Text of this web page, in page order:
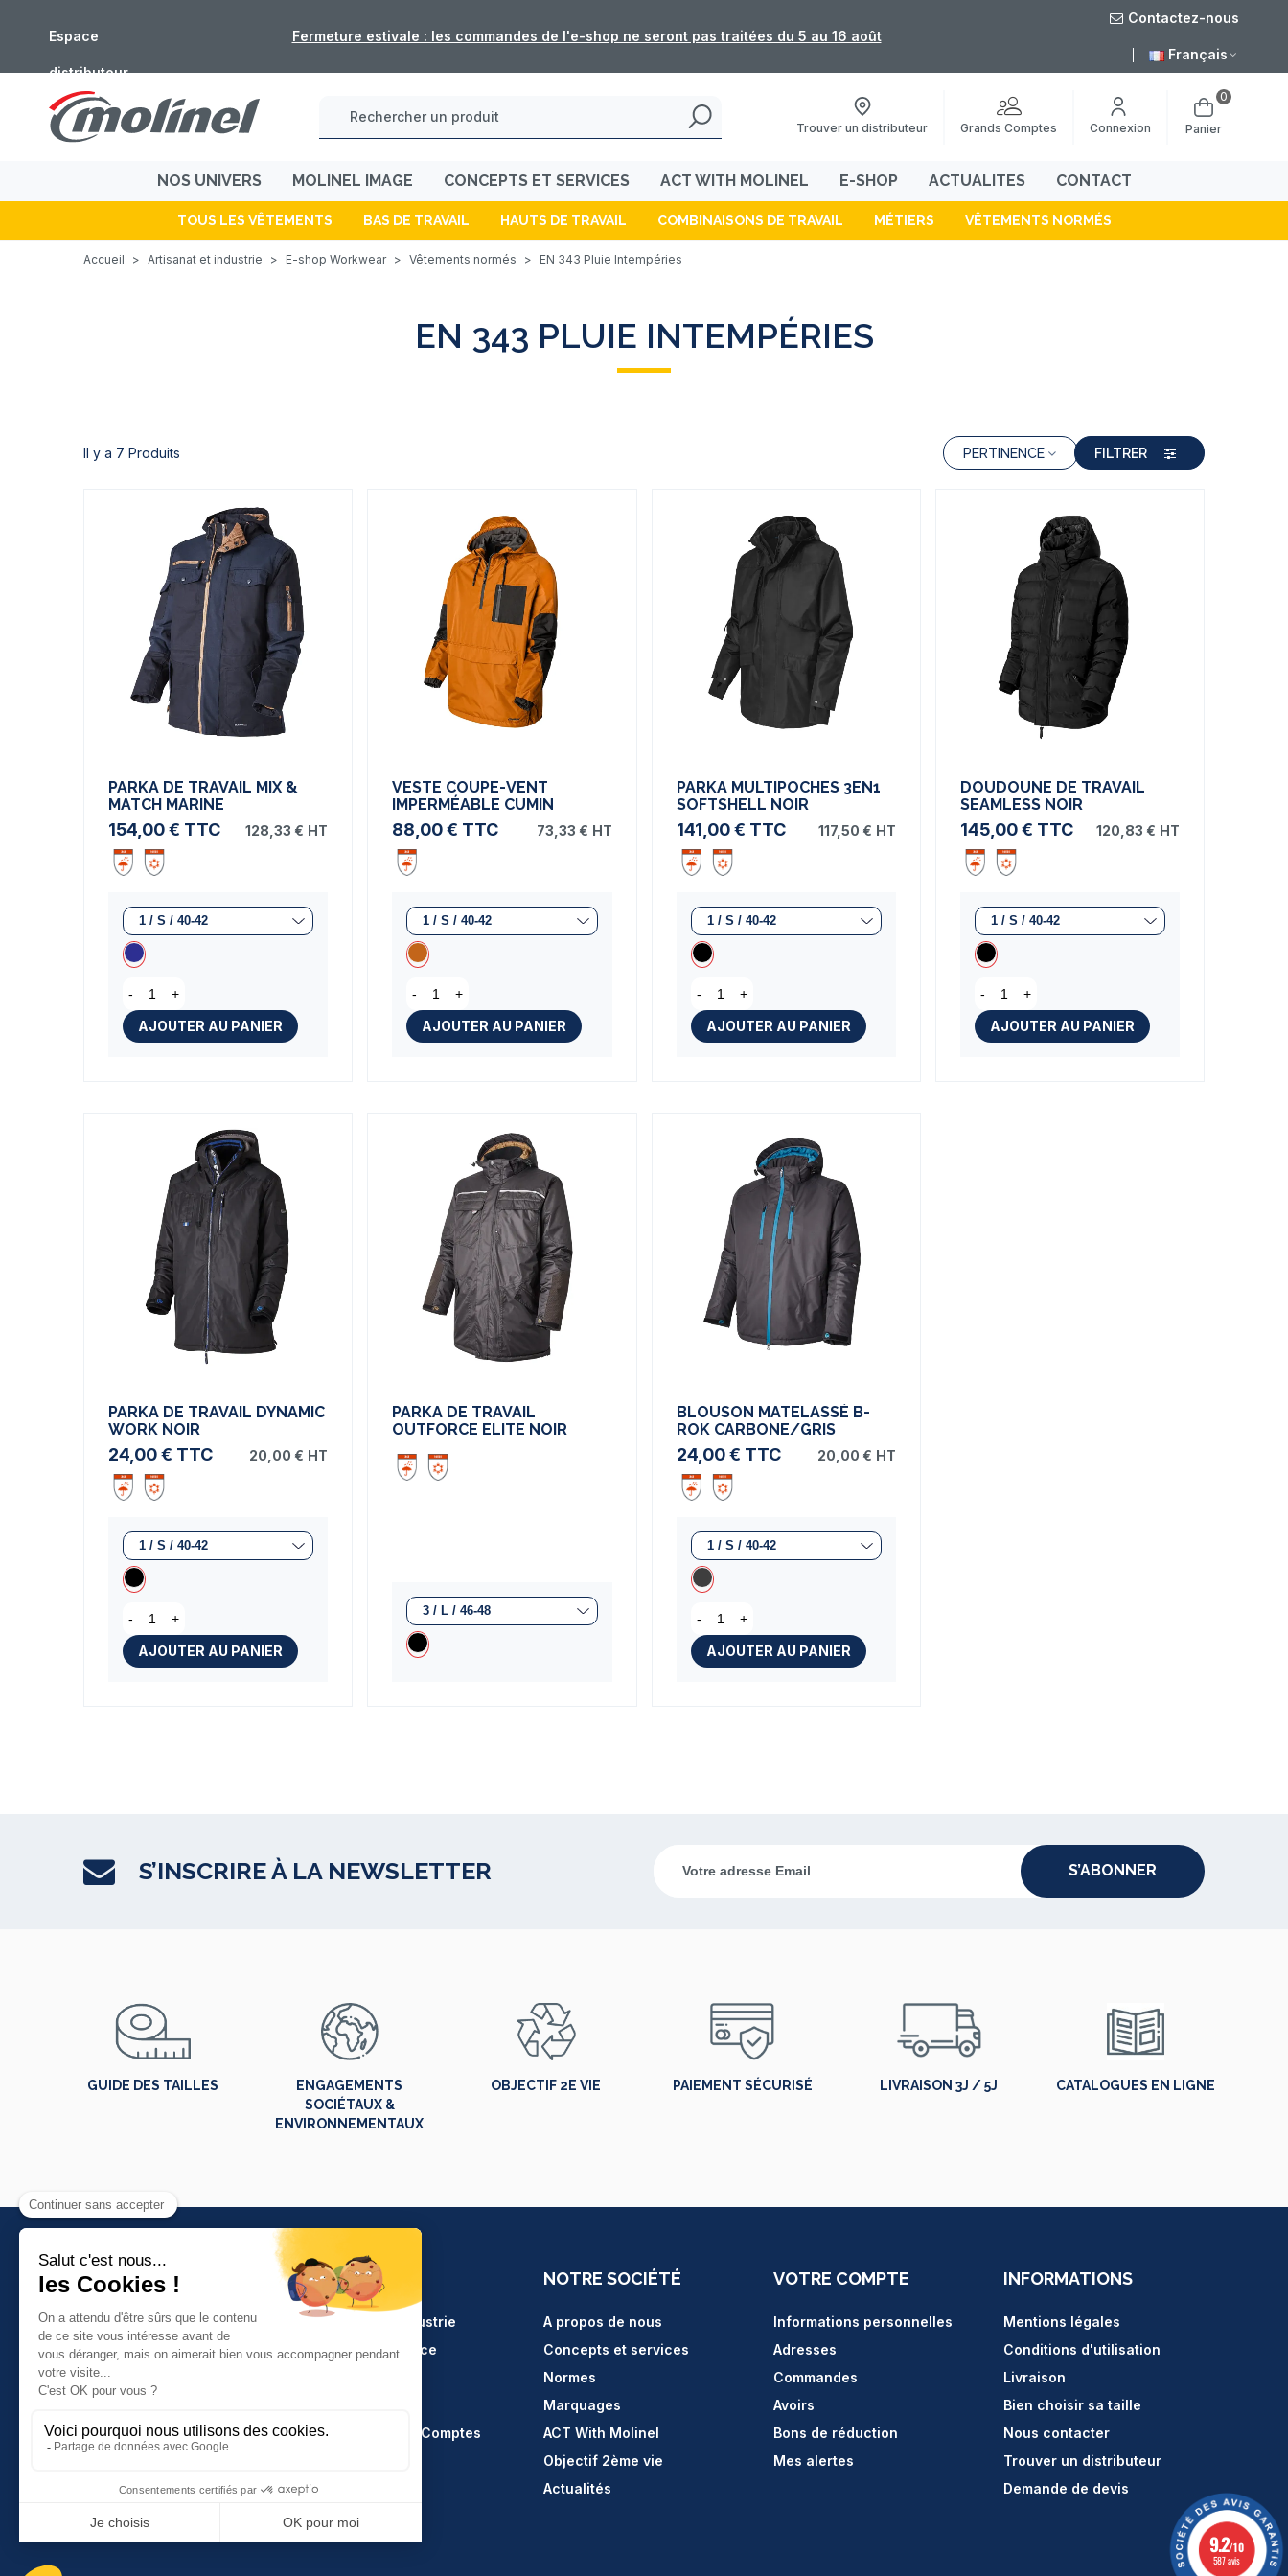
Espace
distributeur
Fermeture estivale : les commandes de l'e-shop ne seront pas traitées du 5 au 16 août
Contactez-nous
Français
Trouver un distributeur Grands Comptes Connexion Panier
0
NOS UNIVERS MOLINEL IMAGE CONCEPTS ET SERVICES ACT WITH MOLINEL E-SHOP ACTUALITES CONTACT
TOUS LES VÊTEMENTS BAS DE TRAVAIL HAUTS DE TRAVAIL COMBINAISONS DE TRAVAIL MÉTIERS VÊTEMENTS NORMÉS
Accueil > Artisanat et industrie > E-shop Workwear > Vêtements normés > EN 343 Pluie Intempéries
EN 343 PLUIE INTEMPÉRIES
Il y a 7 Produits PERTINENCE FILTRER
PARKA DE TRAVAIL MIX &
MATCH MARINE
154,00 € TTC 128,33 € HT
- +
AJOUTER AU PANIER
VESTE COUPE-VENT
IMPERMÉABLE CUMIN
88,00 € TTC 73,33 € HT
- +
AJOUTER AU PANIER
PARKA MULTIPOCHES 3EN1
SOFTSHELL NOIR
141,00 € TTC 117,50 € HT
- +
AJOUTER AU PANIER
DOUDOUNE DE TRAVAIL
SEAMLESS NOIR
145,00 € TTC 120,83 € HT
- +
AJOUTER AU PANIER
PARKA DE TRAVAIL DYNAMIC
WORK NOIR
24,00 € TTC 20,00 € HT
- +
AJOUTER AU PANIER
PARKA DE TRAVAIL
OUTFORCE ELITE NOIR
BLOUSON MATELASSÉ B-
ROK CARBONE/GRIS
24,00 € TTC 20,00 € HT
- +
AJOUTER AU PANIER
S’INSCRIRE À LA NEWSLETTER S’ABONNER
GUIDE DES TAILLES
ENGAGEMENTS
SOCIÉTAUX &
ENVIRONNEMENTAUX
OBJECTIF 2E VIE PAIEMENT SÉCURISÉ LIVRAISON 3J / 5J CATALOGUES EN LIGNE
Molinel Lille
03.20.38.70.00
04.74.65.20.25
PRODUITS
Artisanat et industrie
Cuisine et service
Espace Grands Comptes
NOTRE SOCIÉTÉ
A propos de nous
Concepts et services
Normes
Marquages
ACT With Molinel
Objectif 2ème vie
Actualités
VOTRE COMPTE
Informations personnelles
Adresses
Commandes
Avoirs
Bons de réduction
Mes alertes
INFORMATIONS
Mentions légales
Conditions d'utilisation
Livraison
Bien choisir sa taille
Nous contacter
Trouver un distributeur
Demande de devis
9.2/10
587 avis